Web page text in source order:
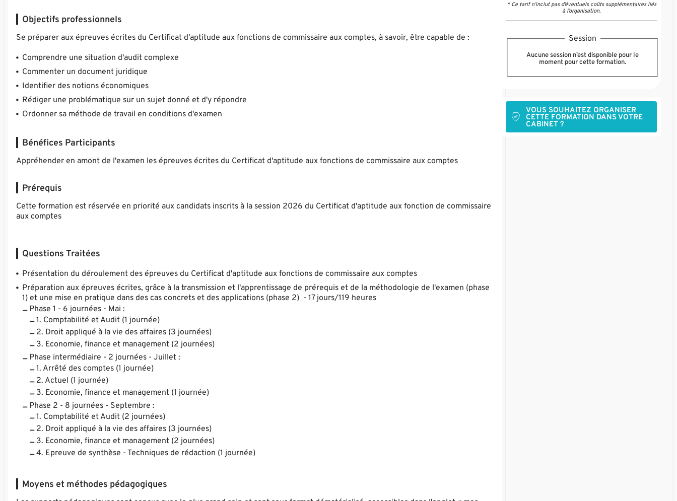
Objectifs professionnels
Se préparer aux épreuves écrites du Certificat d'aptitude aux fonctions de commissaire aux comptes, à savoir, être capable de :
Comprendre une situation d'audit complexe
Commenter un document juridique
Identifier des notions économiques
Rédiger une problématique sur un sujet donné et d'y répondre
Ordonner sa méthode de travail en conditions d'examen
Bénéfices Participants
Appréhender en amont de l'examen les épreuves écrites du Certificat d'aptitude aux fonctions de commissaire aux comptes
Prérequis
Cette formation est réservée en priorité aux candidats inscrits à la session 2026 du Certificat d'aptitude aux fonction de commissaire
aux comptes
Questions Traitées
Présentation du déroulement des épreuves du Certificat d'aptitude aux fonctions de commissaire aux comptes
Préparation aux épreuves écrites, grâce à la transmission et l'apprentissage de prérequis et de la méthodologie de l'examen (phase
1) et une mise en pratique dans des cas concrets et des applications (phase 2) - 17 jours/119 heures
Phase 1 - 6 journées - Mai :
1. Comptabilité et Audit (1 journée)
2. Droit appliqué à la vie des affaires (3 journées)
3. Economie, finance et management (2 journées)
Phase intermédiaire - 2 journées - Juillet :
1. Arrêté des comptes (1 journée)
2. Actuel (1 journée)
3. Economie, finance et management (1 journée)
Phase 2 - 8 journées - Septembre :
1. Comptabilité et Audit (2 journées)
2. Droit appliqué à la vie des affaires (3 journées)
3. Economie, finance et management (2 journées)
4. Epreuve de synthèse - Techniques de rédaction (1 journée)
Moyens et méthodes pédagogiques
* Ce tarif n’inclut pas d’éventuels coûts supplémentaires liés
à l’organisation.
Session
Aucune session n’est disponible pour le
moment pour cette formation.
VOUS SOUHAITEZ ORGANISER
CETTE FORMATION DANS VOTRE
CABINET ?